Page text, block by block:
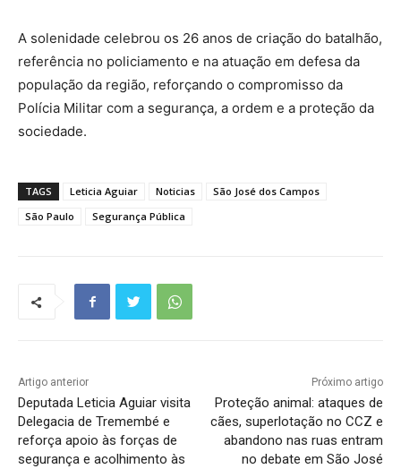
A solenidade celebrou os 26 anos de criação do batalhão,
referência no policiamento e na atuação em defesa da
população da região, reforçando o compromisso da
Polícia Militar com a segurança, a ordem e a proteção da
sociedade.
TAGS Leticia Aguiar Noticias
São José dos Campos
São Paulo
Segurança Pública
Artigo anterior
Deputada Leticia Aguiar visita
Delegacia de Tremembé e
reforça apoio às forças de
segurança e acolhimento às
Próximo artigo
Proteção animal: ataques de
cães, superlotação no CCZ e
abandono nas ruas entram
no debate em São José